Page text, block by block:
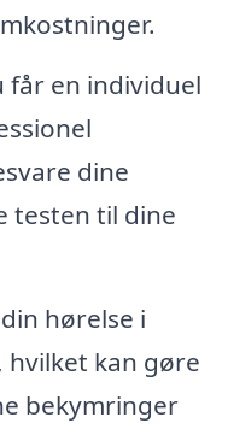
får en individuel
dine
testen til dine
hørelse i
kan gøre
bekymringer